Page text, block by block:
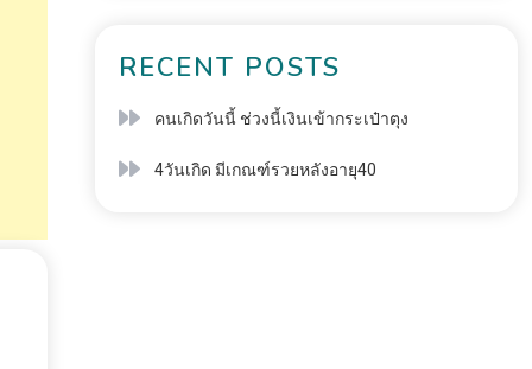
RECENT POSTS
คนเกิดวันนี้ ช่วงนี้เงินเข้ากระเป๋าตุง
4วันเกิด มีเกณฑ์รวยหลังอายุ40